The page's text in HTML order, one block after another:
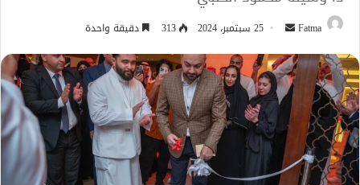
Fatma
أرسل
إلكترونيا
25 سبتمبر، 2024 313 دقيقة واحدة